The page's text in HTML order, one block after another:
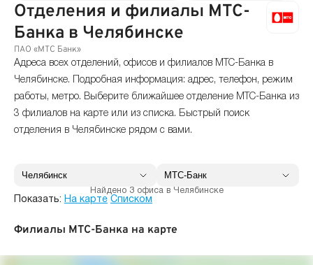
Отделения и филиалы МТС-
Банка в Челябинске
ПАО «МТС Банк»
Адреса всех отделений, офисов и филиалов МТС-Банка в
Челябинске. Подробная информация: адрес, телефон, режим
работы, метро. Выберите ближайшее отделение МТС-Банка из
3 филиалов на карте или из списка. Быстрый поиск
отделения в Челябинске рядом с вами.
Найдено 3 офиса в Челябинске
Показать: На карте Списком
Филиалы МТС-Банка на карте